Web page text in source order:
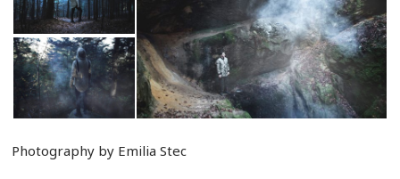
Photography by Emilia Stec